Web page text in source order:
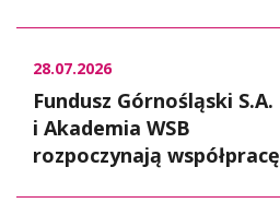
28.07.2026
Fundusz Górnośląski S.A.
i Akademia WSB
rozpoczynają współpracę